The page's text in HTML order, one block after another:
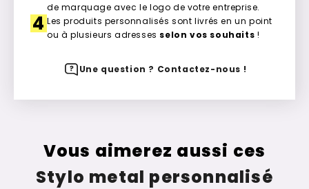
de marquage avec le logo de votre entreprise.
4 Les produits personnalisés sont livrés en un point
ou à plusieurs adresses selon vos souhaits !
Une question ? Contactez-nous !
Vous aimerez aussi ces
Stylo metal personnalisé